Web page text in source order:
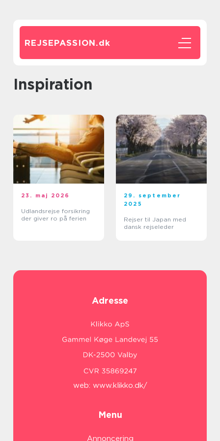
REJSEPASSION.dk
inspiration
23. maj 2026
Udlandsrejse forsikring
der giver ro på ferien
29. september
2025
Rejser til Japan med
dansk rejseleder
Adresse
web: www.klikko.dk/
Menu
Annoncering